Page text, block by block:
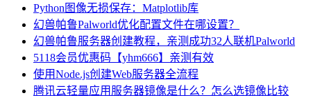
Python图像无损保存：Matplotlib库
幻兽帕鲁Palworld优化配置文件在哪设置？
幻兽帕鲁服务器创建教程，亲测成功32人联机Palworld
5118会员优惠码【yhm666】亲测有效
使用Node.js创建Web服务器全流程
腾讯云轻量应用服务器镜像是什么？怎么选镜像比较